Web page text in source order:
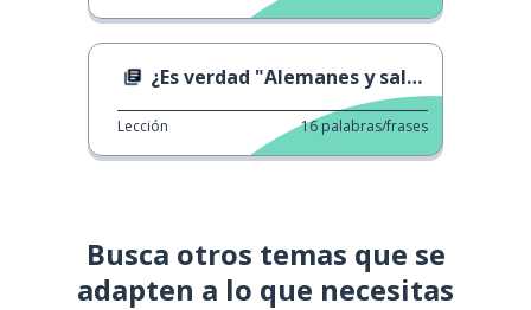
¿Es verdad "Alemanes y salchichas"?
Lección 16 palabras/frases
Busca otros temas que se
adapten a lo que necesitas